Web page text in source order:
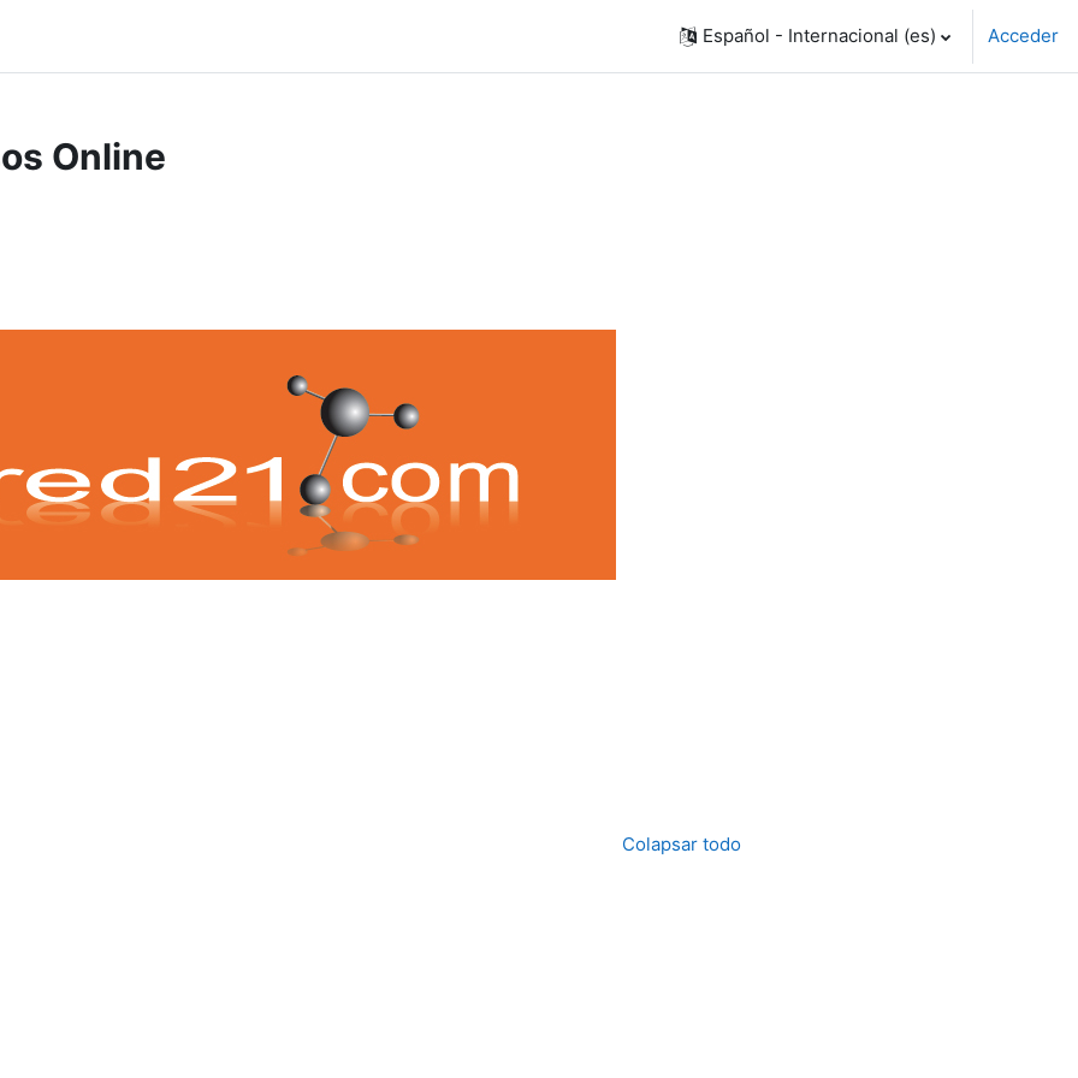
Español - Internacional ‎(es)‎ Acceder
Online
Colapsar todo